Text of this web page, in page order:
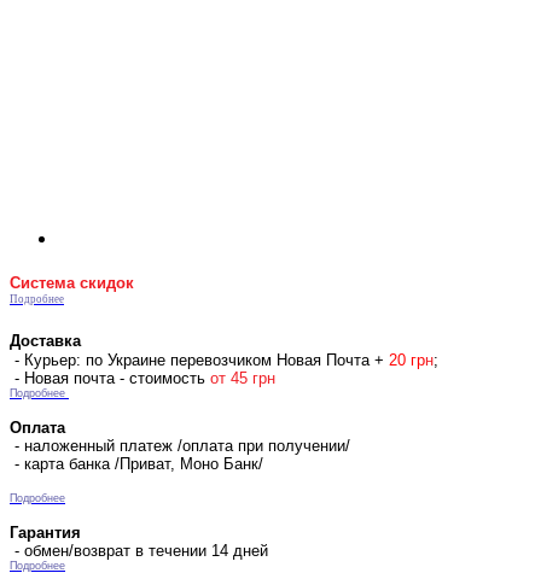
Система скидок
Подробнее
Доставка
- Курьер: по Украине перевозчиком Новая Почта + 20 грн;
- Новая почта - стоимость от 45 грн
Подробнее
Оплата
- наложенный платеж /оплата при получении/
- карта банка /Приват, Моно Банк/
Подробнее
Гарантия
- обмен/возврат в течении 14 дней
Подробнее